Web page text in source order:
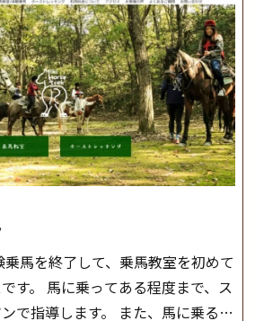
馬を終了して、乗馬教室を初めて
す。 馬に乗ってある程度まで、ス
で指導します。 また、馬に乗るだ